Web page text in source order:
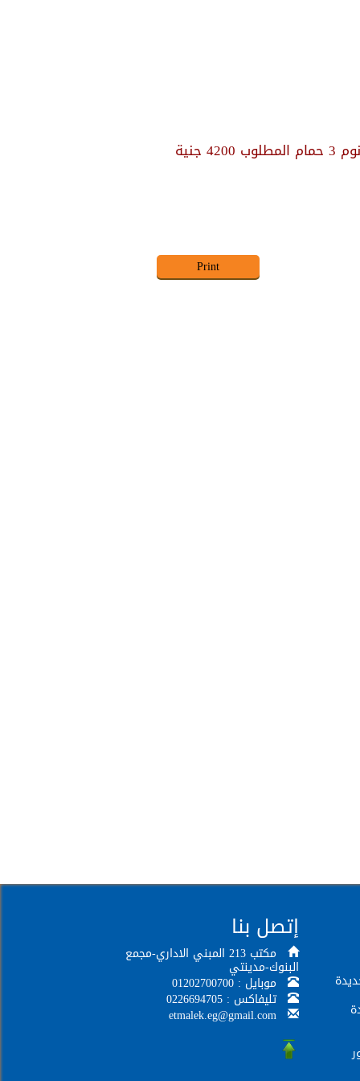
إتصل بنا
مكتب 213 المبني الاداري-مجمع
البنوك-مدينتي
موبايل : 01202700700
تليفاكس : 0226694705
etmalek.eg@gmail.com